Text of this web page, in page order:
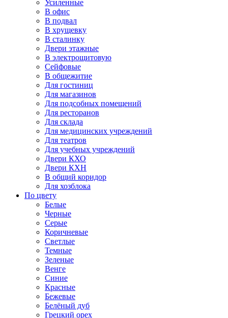
Усиленные
В офис
В подвал
В хрущевку
В сталинку
Двери этажные
В электрощитовую
Сейфовые
В общежитие
Для гостиниц
Для магазинов
Для подсобных помещений
Для ресторанов
Для склада
Для медицинских учреждений
Для театров
Для учебных учреждений
Двери КХО
Двери КХН
В общий коридор
Для хозблока
По цвету
Белые
Черные
Серые
Коричневые
Светлые
Темные
Зеленые
Венге
Синие
Красные
Бежевые
Белёный дуб
Грецкий орех